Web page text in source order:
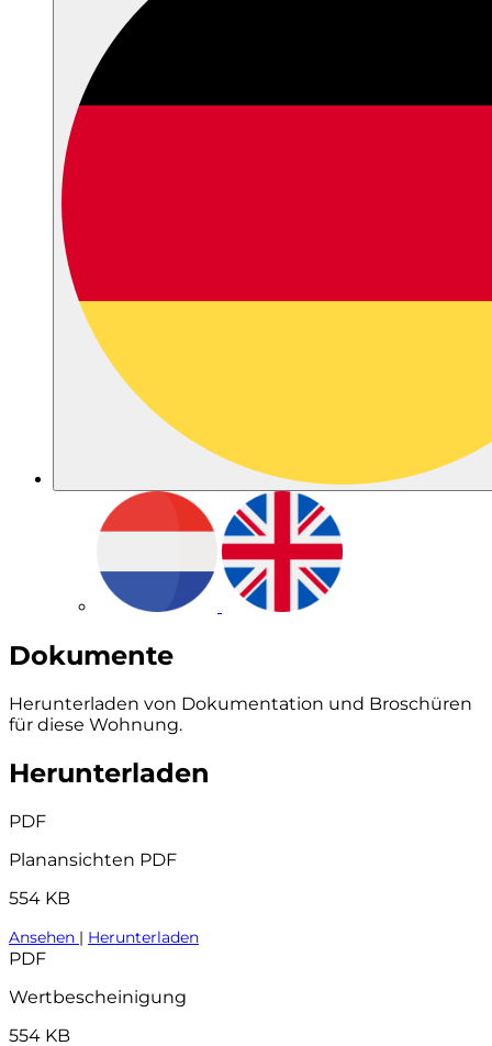
Dokumente
Herunterladen von Dokumentation und Broschüren
für diese Wohnung.
Herunterladen
PDF
Planansichten PDF
554 KB
Ansehen | Herunterladen
PDF
Wertbescheinigung
554 KB